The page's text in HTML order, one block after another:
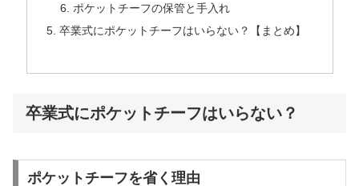
ポケットチーフの保管と手入れ
卒業式にポケットチーフはいらない？【まとめ】
卒業式にポケットチーフはいらない？
ポケットチーフを省く理由